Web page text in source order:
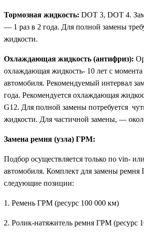
Тормозная жидкость: DOT 3, DOT 4.
— 1 раз в 2 года. Для полной замены
жидкости.
Охлаждающая жидкость (антифриз):
охлаждающая жидкость- 10 лет с
автомобиля. Рекомендуемый интервал
года. Рекомендуется охлаждающая
G12. Для полной замены потребуется
жидкости. Для частичной замены, —
Замена ремня (узла) ГРМ:
Подбор осуществляется только по vin-
автомобиля. Комплект для замены ремня
следующие позиции:
1. Ремень ГРМ (ресурс 100 000 км)
2. Ролик-натяжитель ремня ГРМ (ресурс